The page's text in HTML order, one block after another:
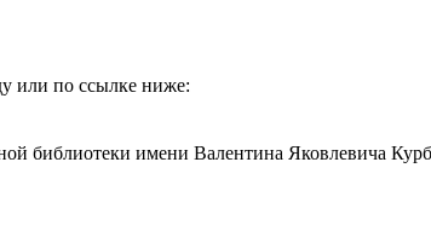
или по ссылке ниже:
библиотеки имени Валентина Яковлевича